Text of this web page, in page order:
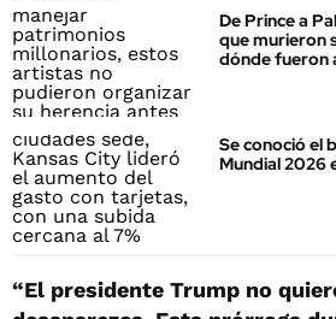
De Prince a
que murieron
dónde fueron
Se conoció el
Mundial 2026
“El presidente Trump no